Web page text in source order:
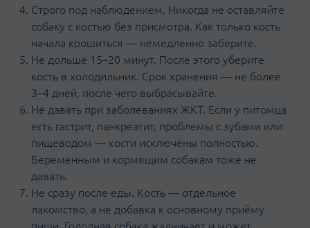
Строго под наблюдением. Никогда не оставляйте
собаку с костью без присмотра. Как только кость
начала крошиться — немедленно заберите.
Не дольше 15–20 минут. После этого уберите
кость в холодильник. Срок хранения — не более
3–4 дней, после чего выбрасывайте.
Не давать при заболеваниях ЖКТ. Если у питомца
есть гастрит, панкреатит, проблемы с зубами или
пищеводом — кости исключены полностью.
Беременным и кормящим собакам тоже не
давать.
Не сразу после еды. Кость — отдельное
лакомство, а не добавка к основному приёму